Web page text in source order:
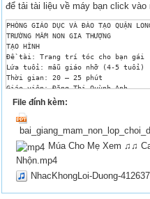
để tải tài liệu về máy bạn click vào
PHÒNG GIÁO DỤC VÀ ĐÀO TẠO QUẬN
TRƯỜNG MẦM NON GIA THƯỢNG
TẠO HÌNH
Đề tài: Trang trí tóc cho bạn gái
Lứa tuổi: mẫu giáo nhỡ (4-5 tuổi)
Thời gian: 20 – 25 phút
Giáo viên: Đặng Thị Quỳnh Anh
Năm học: 2019 - 2020
1.Kiến thức:
- Củng cố cho trẻ cách thức
-Trẻ biết cách sử dụng màu sắc,
- Rèn luyện kỹ năng sử dụng
-Biết cách dùng những sản phẩm
2.Kỹ Năng:
- Trẻ biết cách bố cục hài hòa
- Trẻ được thể hiện một cách
File đính kèm:
Múa Cho Mẹ Xem ♫♫
Nhộn.mp4
NhacKhongLoi-Duong-